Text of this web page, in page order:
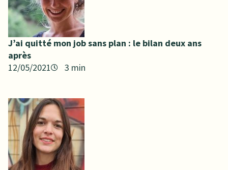
J’ai quitté mon job sans plan : le bilan deux ans
après
12/05/2021